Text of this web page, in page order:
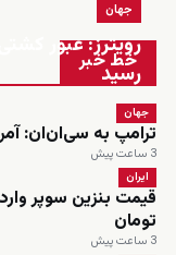
زنده
خط خبر
جهان
رویترز: عبور
رسید
جهان
ترامپ به سی‌ان‌ان:
3 ساعت پیش
ایران
تومان
3 ساعت پیش